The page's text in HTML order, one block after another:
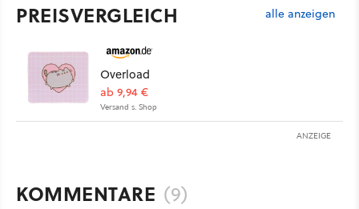
PREISVERGLEICH alle anzeigen
Overload
ab 9,94 €
Versand s. Shop
ANZEIGE
KOMMENTARE (9)